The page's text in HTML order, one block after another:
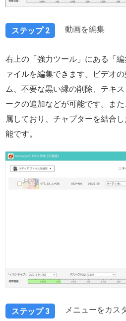
ステップ 2 動画を編集
右上の「強力ツール」にある「
ァイルを編集できます。ビデオ
ム、不要な黒い縁の削除、テキ
ークの追加などが可能です。ま
属しており、チャプターを結合
能です。
ステップ 3 メニューをカス